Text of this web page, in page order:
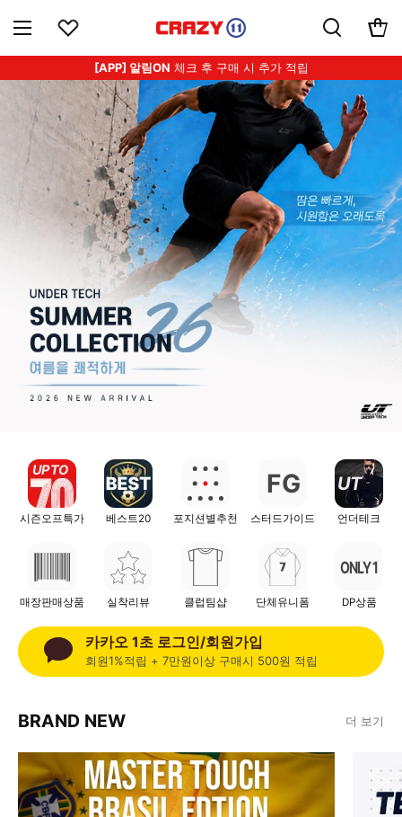
[APP] 알림ON 체크 후 구매 시 추가 적립
UP TO
시즌오프특가 베스트20 포지션별추천
FG
스터드가이드
UT
언더테크
매장판매상품 실착리뷰 클럽팀샵 단체유니폼
ONLY 1
DP상품
카카오 1초 로그인/회원가입
회원1%적립 + 7만원이상 구매시 500원 적립
BRAND NEW 더 보기